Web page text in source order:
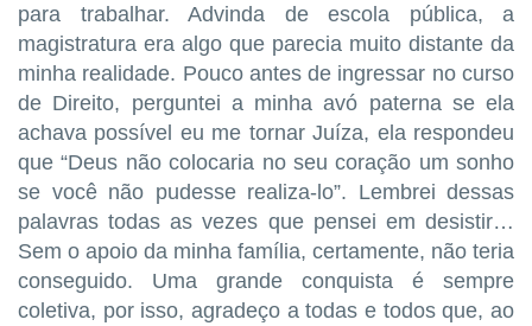
para trabalhar. Advinda de escola pública, a
magistratura era algo que parecia muito distante da
minha realidade. Pouco antes de ingressar no curso
de Direito, perguntei a minha avó paterna se ela
achava possível eu me tornar Juíza, ela respondeu
que “Deus não colocaria no seu coração um sonho
se você não pudesse realiza-lo”. Lembrei dessas
palavras todas as vezes que pensei em desistir…
Sem o apoio da minha família, certamente, não teria
conseguido. Uma grande conquista é sempre
coletiva, por isso, agradeço a todas e todos que, ao